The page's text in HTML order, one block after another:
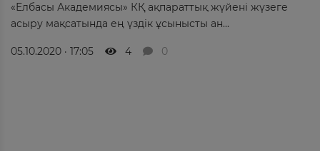
«Елбасы Академиясы» КҚ ақпараттық жүйені жүзеге
асыру мақсатында ең үздік ұсынысты ан...
05.10.2020 · 17:05 4 0